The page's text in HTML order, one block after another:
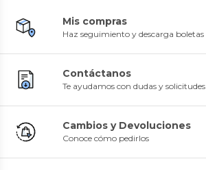
Mis compras
Haz seguimiento y descarga boletas
Contáctanos
Te ayudamos con dudas y solicitudes
Cambios y Devoluciones
Conoce cómo pedirlos